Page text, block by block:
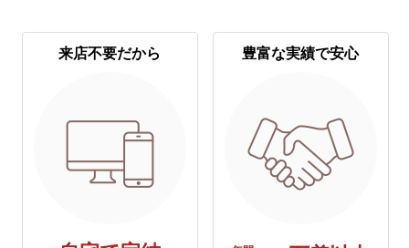
来店不要だから 豊富な実績で安心